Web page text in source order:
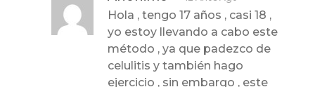
Hola , tengo 17 años , casi 18 ,
yo estoy llevando a cabo este
método , ya que padezco de
celulitis y también hago
ejercicio , sin embargo , este